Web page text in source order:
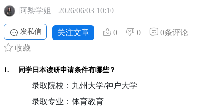
阿黎学姐 2026/06/03 10:10
发私信 关注文章 0 0
0条评论
收藏
1. 同学日本读研申请条件有哪些？
录取院校：九州大学/神户大学
录取专业：体育教育